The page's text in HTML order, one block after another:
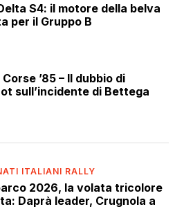
S4: il motore della belva
per il Gruppo B
’85 – Il dubbio di
sull’incidente di Bettega
ITALIANI RALLY
2026, la volata tricolore
Daprà leader, Crugnola a